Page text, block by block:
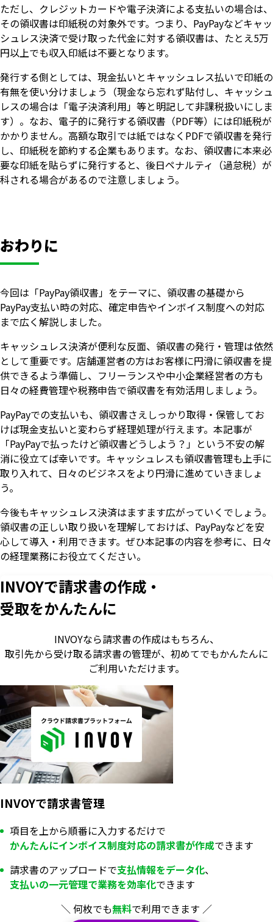
ただし、クレジットカードや電子決済による支払いの場合は、
その領収書は印紙税の対象外です。つまり、PayPayなどキャッ
シュレス決済で受け取った代金に対する領収書は、たとえ5万
円以上でも収入印紙は不要となります。
発行する側としては、現金払いとキャッシュレス払いで印紙の
有無を使い分けましょう（現金なら忘れず貼付し、キャッシュ
レスの場合は「電子決済利用」等と明記して非課税扱いにしま
す）。なお、電子的に発行する領収書（PDF等）には印紙税が
かかりません。高額な取引では紙ではなくPDFで領収書を発行
し、印紙税を節約する企業もあります。なお、領収書に本来必
要な印紙を貼らずに発行すると、後日ペナルティ（過怠税）が
科される場合があるので注意しましょう。
おわりに
今回は「PayPay領収書」をテーマに、領収書の基礎から
PayPay支払い時の対応、確定申告やインボイス制度への対応
まで広く解説しました。
キャッシュレス決済が便利な反面、領収書の発行・管理は依然
として重要です。店舗運営者の方はお客様に円滑に領収書を提
供できるよう準備し、フリーランスや中小企業経営者の方も
日々の経費管理や税務申告で領収書を有効活用しましょう。
PayPayでの支払いも、領収書さえしっかり取得・保管してお
けば現金支払いと変わらず経理処理が行えます。本記事が
「PayPayで払ったけど領収書どうしよう？」という不安の解
消に役立てば幸いです。キャッシュレスも領収書管理も上手に
取り入れて、日々のビジネスをより円滑に進めていきましょ
う。
今後もキャッシュレス決済はますます広がっていくでしょう。
領収書の正しい取り扱いを理解しておけば、PayPayなどを安
心して導入・利用できます。ぜひ本記事の内容を参考に、日々
の経理業務にお役立てください。
INVOYで請求書の作成・
受取をかんたんに
INVOYなら請求書の作成はもちろん、
取引先から受け取る請求書の管理が、 初めてでもかんたんに
ご利用いただけます。
INVOYで請求書管理
項目を上から順番に入力するだけで
かんたんにインボイス制度対応の請求書が作成できます
請求書のアップロードで支払情報をデータ化、
支払いの一元管理で業務を効率化できます
＼ 何枚でも無料で利用できます ／